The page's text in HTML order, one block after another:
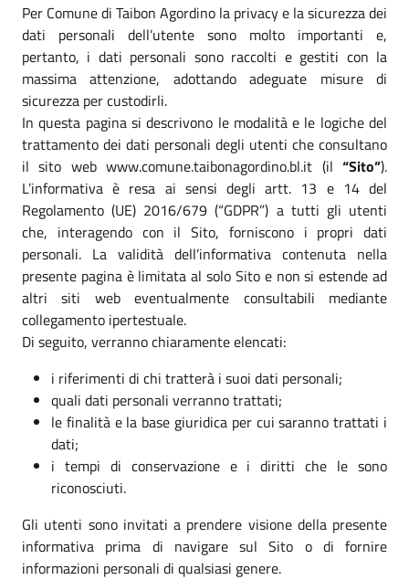
Per Comune di Taibon Agordino la privacy e la sicurezza dei
dati personali dell’utente sono molto importanti e,
pertanto, i dati personali sono raccolti e gestiti con la
massima attenzione, adottando adeguate misure di
sicurezza per custodirli.
In questa pagina si descrivono le modalità e le logiche del
trattamento dei dati personali degli utenti che consultano
il sito web www.comune.taibonagordino.bl.it (il “Sito”).
L’informativa è resa ai sensi degli artt. 13 e 14 del
Regolamento (UE) 2016/679 (“GDPR”) a tutti gli utenti
che, interagendo con il Sito, forniscono i propri dati
personali. La validità dell’informativa contenuta nella
presente pagina è limitata al solo Sito e non si estende ad
altri siti web eventualmente consultabili mediante
collegamento ipertestuale.
Di seguito, verranno chiaramente elencati:
i riferimenti di chi tratterà i suoi dati personali;
quali dati personali verranno trattati;
le finalità e la base giuridica per cui saranno trattati i
dati;
i tempi di conservazione e i diritti che le sono
riconosciuti.
Gli utenti sono invitati a prendere visione della presente
informativa prima di navigare sul Sito o di fornire
informazioni personali di qualsiasi genere.